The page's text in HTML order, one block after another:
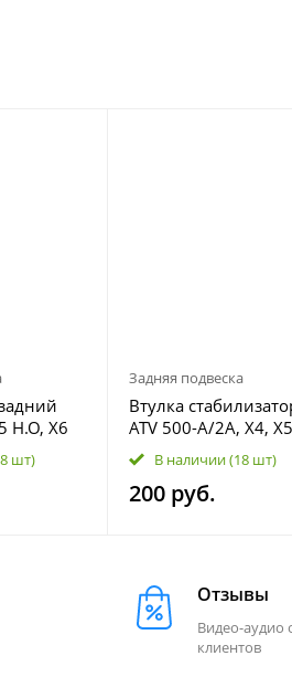
H.O, X6
шт)
Задняя подвеска
Втулка
ATV 500-A/2A, X4,
H.O, X6, X8 9gq0-
В наличии(18 шт)
200 руб.
Отзывы
Видео-
клиентов